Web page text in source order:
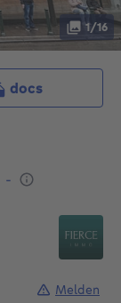
-
1/16
docs
Melden